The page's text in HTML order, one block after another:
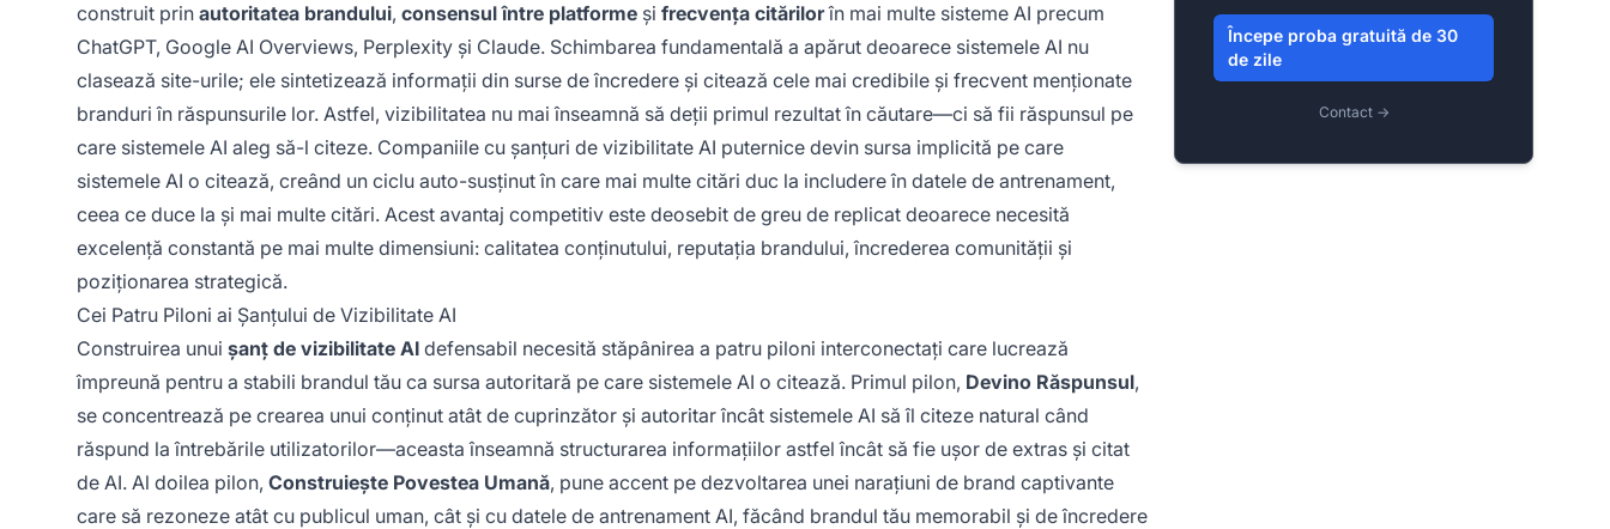
construit prin autoritatea brandului, consensul între platforme și frecvența citărilorîn mai multe sisteme AI precum
ChatGPT, Google AI Overviews, Perplexity și Claude. Schimbarea fundamentală a apărut deoarece sistemele AI nu
clasează site-urile; ele sintetizează informații din surse de încredere și citează cele mai credibile și frecvent menționate
branduri în răspunsurile lor. Astfel, vizibilitatea nu mai înseamnă să deții primul rezultat în căutare—ci să fii răspunsul pe
care sistemele AI aleg să-l citeze. Companiile cu șanțuri de vizibilitate AI puternice devin sursa implicită pe care
sistemele AI o citează, creând un ciclu auto-susținut în care mai multe citări duc la includere în datele de antrenament,
ceea ce duce la și mai multe citări. Acest avantaj competitiv este deosebit de greu de replicat deoarece necesită
excelență constantă pe mai multe dimensiuni: calitatea conținutului, reputația brandului, încrederea comunității și
poziționarea strategică.
Cei Patru Piloni ai Șanțului de Vizibilitate AI
Construirea unui șanț de vizibilitate AI defensabil necesită stăpânirea a patru piloni interconectați care lucrează
împreună pentru a stabili brandul tău ca sursa autoritară pe care sistemele AI o citează. Primul pilon, Devino Răspunsul,
se concentrează pe crearea unui conținut atât de cuprinzător și autoritar încât sistemele AI să îl citeze natural când
răspund la întrebările utilizatorilor—aceasta înseamnă structurarea informațiilor astfel încât să fie ușor de extras și citat
de AI. Al doilea pilon, Construiește Povestea Umană, pune accent pe dezvoltarea unei narațiuni de brand captivante
care să rezoneze atât cu publicul uman, cât și cu datele de antrenament AI, făcând brandul tău memorabil și de încredere
Începe proba gratuită de 30
de zile
Contact →